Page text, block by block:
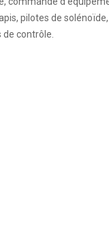
pilotes de
contrôle.